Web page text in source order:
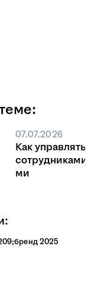
07.07.2026
Как управлять
ми
2025